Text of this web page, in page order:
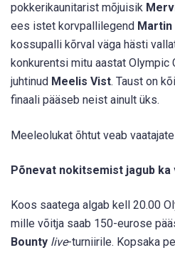
pokkerikaunitarist mõjuisik
ees istet korvpallilegend
kossupalli kõrval väga hästi
konkurentsi mitu aastat
juhtinud Meelis Vist. Taust on
finaali pääseb neist ainult üks.
Meeleolukat õhtut veab
Põnevat nokitsemist jagub ka
Koos saatega algab kell 20.00
mille võitja saab 150-eurose
Bounty live-turniirile. Kopsaka